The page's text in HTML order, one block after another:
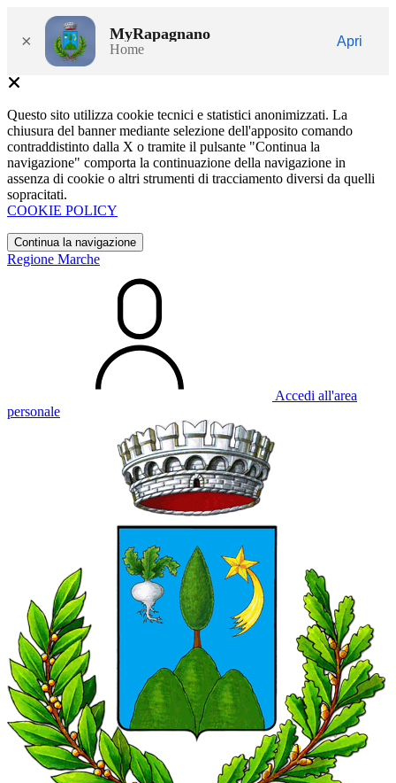
× MyRapagnano
Home
Apri
Questo sito utilizza cookie tecnici e statistici anonimizzati. La
chiusura del banner mediante selezione dell'apposito comando
contraddistinto dalla X o tramite il pulsante "Continua la
navigazione" comporta la continuazione della navigazione in
assenza di cookie o altri strumenti di tracciamento diversi da quelli
sopracitati.
COOKIE POLICY
Continua la navigazione
Regione Marche
Accedi all'area
personale